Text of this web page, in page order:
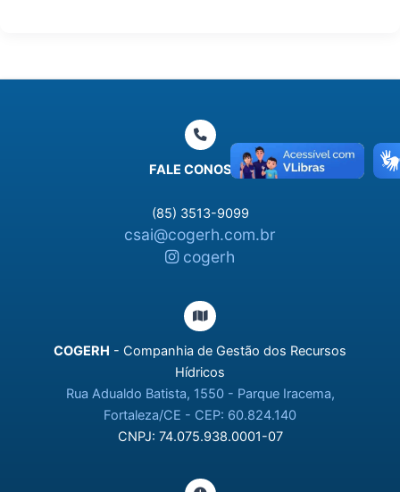
FALE CONOSCO
(85) 3513-9099
csai@cogerh.com.br
cogerh
COGERH - Companhia de Gestão dos Recursos
Hídricos
Rua Adualdo Batista, 1550 - Parque Iracema,
Fortaleza/CE - CEP: 60.824.140
CNPJ: 74.075.938.0001-07